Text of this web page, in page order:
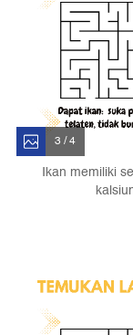
3 / 4
Ikan memiliki